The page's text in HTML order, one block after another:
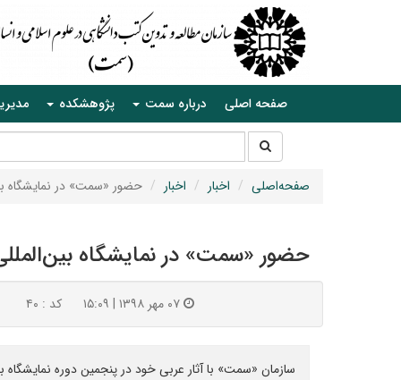
صفحه اصلی درباره سمت پژوهشکده
جستجو
در
سایت صفحه‌اصلی اخبار اخبار حضور «سمت» در نمایشگاه
حضور «سمت» در نمایشگاه
۰۷ مهر ۱۳۹۸ | ۱۵:۰۹ کد : ۴۰
سازمان «سمت» با آثار عربی خود در پنجمین دوره